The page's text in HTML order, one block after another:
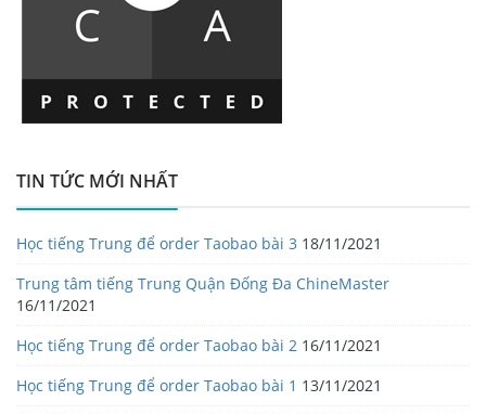
TIN TỨC MỚI NHẤT
Học tiếng Trung để order Taobao bài 3 18/11/2021
Trung tâm tiếng Trung Quận Đống Đa ChineMaster
16/11/2021
Học tiếng Trung để order Taobao bài 2 16/11/2021
Học tiếng Trung để order Taobao bài 1 13/11/2021